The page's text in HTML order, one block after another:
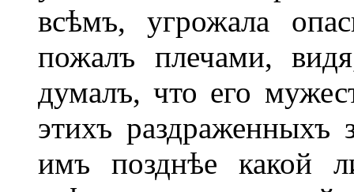
всѣмъ, угрожала
пожалъ плечами,
думалъ, что его
этихъ раздраженныхъ
имъ позднѣе какой